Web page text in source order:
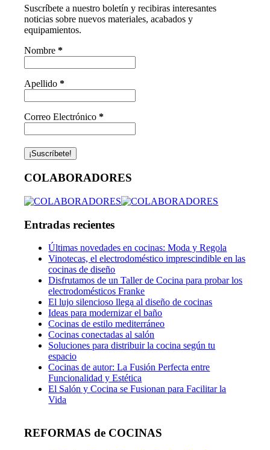
Suscríbete a nuestro boletín y recibiras interesantes
noticias sobre nuevos materiales, acabados y
equipamientos.
Nombre*
Apellido*
Correo Electrónico*
COLABORADORES
Entradas recientes
Últimas novedades en cocinas: Moda y Regola
Vinotecas, el electrodoméstico imprescindible en las
cocinas de diseño
Disfrutamos de un Taller de Cocina para probar los
electrodomésticos Franke
El lujo silencioso llega al diseño de cocinas
Ideas para modernizar el baño
Cocinas de estilo mediterráneo
Cocinas conectadas al salón
Soluciones para distribuir la cocina según tu
espacio
Cocinas de autor: La Fusión Perfecta entre
Funcionalidad y Estética
El Salón y Cocina se Fusionan para Facilitar la
Vida
REFORMAS de COCINAS